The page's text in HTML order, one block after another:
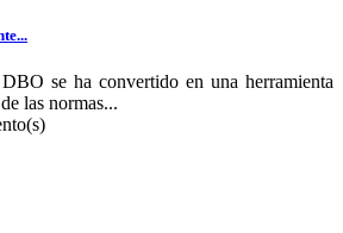
se ha convertido en una herramienta
las normas...